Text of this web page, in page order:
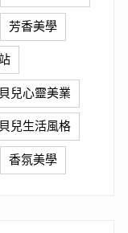
芳香美學
貝兒心靈美業
貝兒生活風格
香氛美學